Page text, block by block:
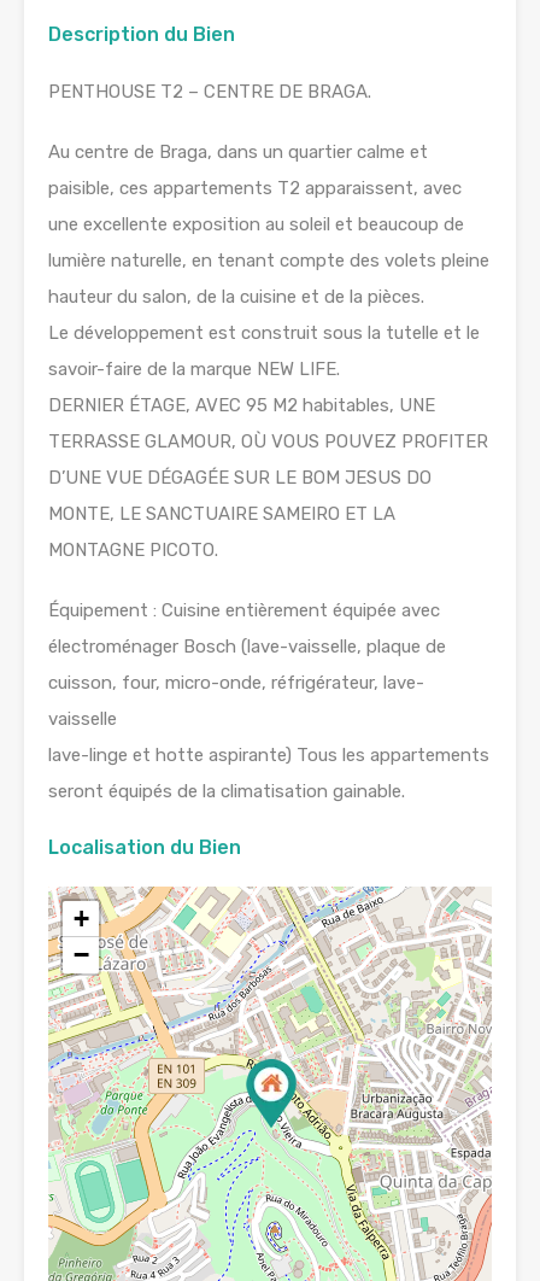
Description du Bien
PENTHOUSE T2 – CENTRE DE BRAGA.
Au centre de Braga, dans un quartier calme et
paisible, ces appartements T2 apparaissent, avec
une excellente exposition au soleil et beaucoup de
lumière naturelle, en tenant compte des volets pleine
hauteur du salon, de la cuisine et de la pièces.
Le développement est construit sous la tutelle et le
savoir-faire de la marque NEW LIFE.
DERNIER ÉTAGE, AVEC 95 M2 habitables, UNE
TERRASSE GLAMOUR, OÙ VOUS POUVEZ PROFITER
D’UNE VUE DÉGAGÉE SUR LE BOM JESUS ​​​​DO
MONTE, LE SANCTUAIRE SAMEIRO ET LA
MONTAGNE PICOTO.
Équipement : Cuisine entièrement équipée avec
électroménager Bosch (lave-vaisselle, plaque de
cuisson, four, micro-onde, réfrigérateur, lave-
vaisselle
lave-linge et hotte aspirante) Tous les appartements
seront équipés de la climatisation gainable.
Localisation du Bien
+
−